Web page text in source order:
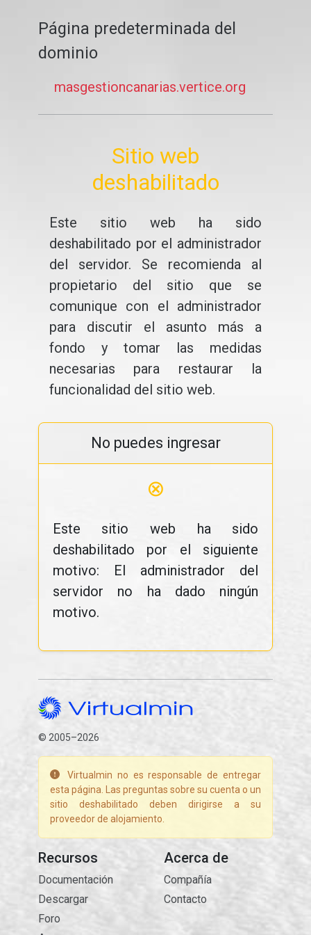
Página predeterminada del
dominio
masgestioncanarias.vertice.org
Sitio web
deshabilitado
Este sitio web ha sido
deshabilitado por el administrador
del servidor. Se recomienda al
propietario del sitio que se
comunique con el administrador
para discutir el asunto más a
fondo y tomar las medidas
necesarias para restaurar la
funcionalidad del sitio web.
No puedes ingresar
⊗
Este sitio web ha sido
deshabilitado por el siguiente
motivo: El administrador del
servidor no ha dado ningún
motivo.
© 2005–2026
Virtualmin no es responsable de entregar
esta página. Las preguntas sobre su cuenta o un
sitio deshabilitado deben dirigirse a su
proveedor de alojamiento.
Recursos
Documentación
Descargar
Foro
Acerca de
Compañía
Contacto